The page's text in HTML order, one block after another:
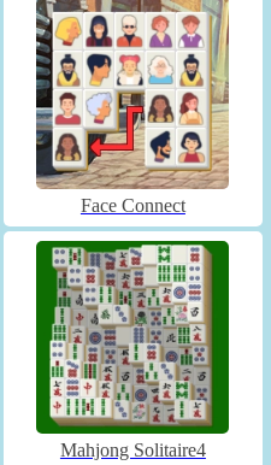
Face Connect
Mahjong Solitaire4